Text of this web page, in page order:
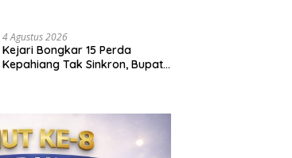
4 Agustus 2026
Kejari Bongkar 15 Perda
Kepahiang Tak Sinkron, Bupati: